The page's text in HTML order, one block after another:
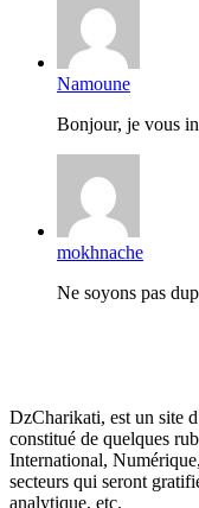
Namoune
Bonjour, je vous
mokhnache
Ne soyons pas
DzCharikati, est un site
constitué de quelques
International,
secteurs qui seront
analytique, etc.